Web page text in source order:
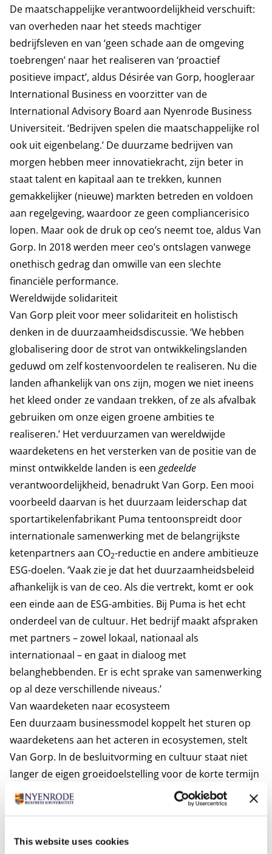
This website uses cookies
De maatschappelijke verantwoordelijkheid verschuift:
van overheden naar het steeds machtiger
bedrijfsleven en van ‘geen schade aan de omgeving
toebrengen’ naar het realiseren van ‘proactief
positieve impact’, aldus Désirée van Gorp, hoogleraar
International Business en voorzitter van de
International Advisory Board aan Nyenrode Business
Universiteit. ‘Bedrijven spelen die maatschappelijke rol
ook uit eigenbelang.’ De duurzame bedrijven van
morgen hebben meer innovatiekracht, zijn beter in
staat talent en kapitaal aan te trekken, kunnen
gemakkelijker (nieuwe) markten betreden en voldoen
aan regelgeving, waardoor ze geen compliancerisico
lopen. Maar ook de druk op ceo’s neemt toe, aldus Van
Gorp. In 2018 werden meer ceo’s ontslagen vanwege
onethisch gedrag dan omwille van een slechte
financiële performance.
Wereldwijde solidariteit
Van Gorp pleit voor meer solidariteit en holistisch
denken in de duurzaamheidsdiscussie. ‘We hebben
globalisering door de strot van ontwikkelingslanden
geduwd om zelf kostenvoordelen te realiseren. Nu die
landen afhankelijk van ons zijn, mogen we niet ineens
het kleed onder ze vandaan trekken, of ze als afvalbak
gebruiken om onze eigen groene ambities te
realiseren.’ Het verduurzamen van wereldwijde
waardeketens en het versterken van de positie van de
minst ontwikkelde landen is een gedeelde
verantwoordelijkheid, benadrukt Van Gorp. Een mooi
voorbeeld daarvan is het duurzaam leiderschap dat
sportartikelenfabrikant Puma tentoonspreidt door
internationale samenwerking met de belangrijkste
ketenpartners aan CO2-reductie en andere ambitieuze
ESG-doelen. ‘Vaak zie je dat het duurzaamheidsbeleid
afhankelijk is van de ceo. Als die vertrekt, komt er ook
een einde aan de ESG-ambities. Bij Puma is het echt
onderdeel van de cultuur. Het bedrijf maakt afspraken
met partners – zowel lokaal, nationaal als
internationaal – en gaat in dialoog met
belanghebbenden. Er is echt sprake van samenwerking
op al deze verschillende niveaus.’
Van waardeketen naar ecosysteem
Een duurzaam businessmodel koppelt het sturen op
waardeketens aan het acteren in ecosystemen, stelt
Van Gorp. In de besluitvorming en cultuur staat niet
langer de eigen groeidoelstelling voor de korte termijn
centraal, maar de verduurzaming van alle
partners/belanghebbenden, om samen de toekomst
consumenten en afnemers zijn jullie partners, hè?’,